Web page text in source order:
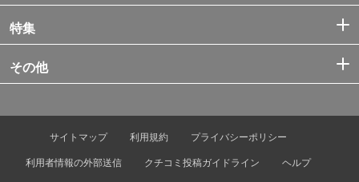
特集
その他
サイトマップ 利用規約
プライバシーポリシー
利用者情報の外部送信
クチコミ投稿ガイドライン
ヘルプ